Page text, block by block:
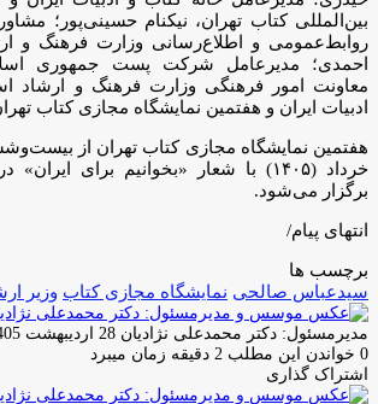
بین‌المللی کتاب تهران، نیکنام حسینی‌پور؛
روابط‌عمومی و اطلاع‌رسانی وزارت فرهنگ و
احمدی؛ مدیرعامل شرکت پست جمهوری
معاونت امور فرهنگی وزارت فرهنگ و ارشاد
ادبیات ایران و هفتمین نمایشگاه مجازی کتاب
هفتمين نمايشگاه مجازی كتاب تهران از
برگزار می‌شود.
انتهای پیام/
برچسب ها
سیدعباس صالحی نمایشگاه مجازی کتاب وزیر
مدیرمسئول: دکتر محمدعلی نژادیان ارسال
ایمیل
28 اردیبهشت 1405 12:13
0 خواندن این مطلب 2 دقیقه زمان میبرد
اشتراک گذاری
فیس
توئیتر
لینکدین
واتس
تلگرام
اشتراک
چاپ